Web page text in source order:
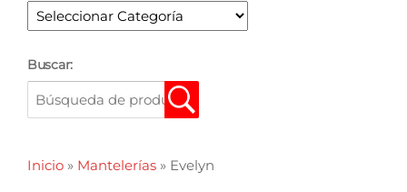
Buscar:
Inicio » Mantelerías » Evelyn